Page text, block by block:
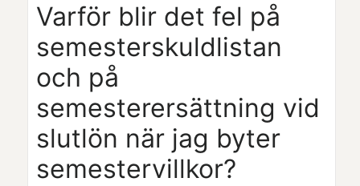
Varför blir det fel på
semesterskuldlistan
och på
semesterersättning vid
slutlön när jag byter
semestervillkor?